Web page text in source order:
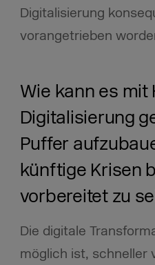
Digitalisierung
vorangetrieben
Wie kann es mit
Digitalisierung
Puffer
künftige Krisen
vorbereitet zu
Die digitale
möglich ist, schneller